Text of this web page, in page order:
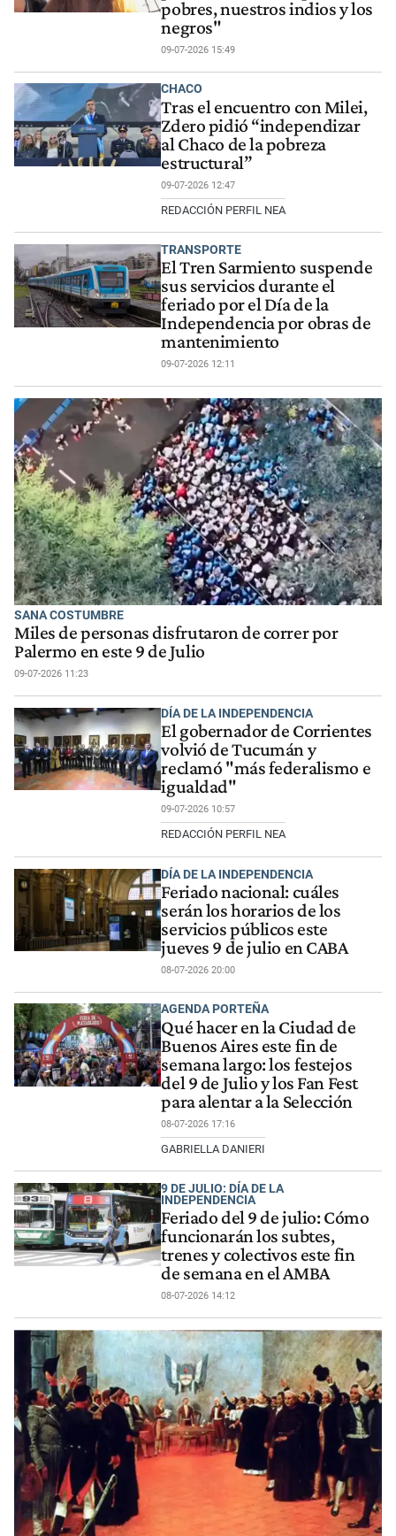
pobres, nuestros indios y los
negros"
09-07-2026 15:49
CHACO
Tras el encuentro con Milei,
Zdero pidió “independizar
al Chaco de la pobreza
estructural”
09-07-2026 12:47
REDACCIÓN PERFIL NEA
TRANSPORTE
El Tren Sarmiento suspende
sus servicios durante el
feriado por el Día de la
Independencia por obras de
mantenimiento
09-07-2026 12:11
SANA COSTUMBRE
Miles de personas disfrutaron de correr por
Palermo en este 9 de Julio
09-07-2026 11:23
DÍA DE LA INDEPENDENCIA
El gobernador de Corrientes
volvió de Tucumán y
reclamó "más federalismo e
igualdad"
09-07-2026 10:57
REDACCIÓN PERFIL NEA
DÍA DE LA INDEPENDENCIA
Feriado nacional: cuáles
serán los horarios de los
servicios públicos este
jueves 9 de julio en CABA
08-07-2026 20:00
AGENDA PORTEÑA
Qué hacer en la Ciudad de
Buenos Aires este fin de
semana largo: los festejos
del 9 de Julio y los Fan Fest
para alentar a la Selección
08-07-2026 17:16
GABRIELLA DANIERI
9 DE JULIO: DÍA DE LA
INDEPENDENCIA
Feriado del 9 de julio: Cómo
funcionarán los subtes,
trenes y colectivos este fin
de semana en el AMBA
08-07-2026 14:12